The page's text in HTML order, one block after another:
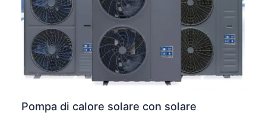
Pompa di calore solare con solare